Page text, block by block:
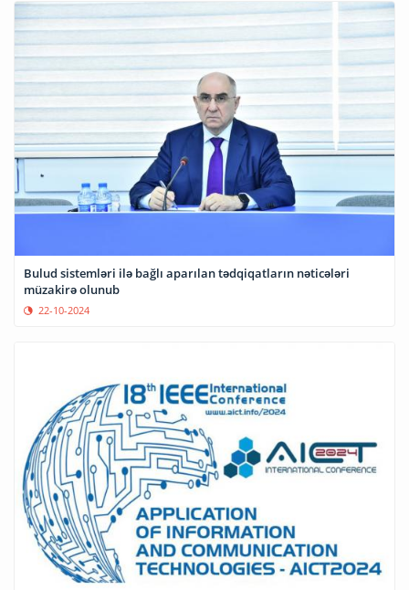
Bulud sistemləri ilə bağlı aparılan tədqiqatların nəticələri
müzakirə olunub
22-10-2024